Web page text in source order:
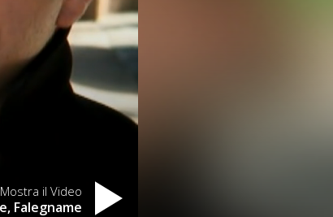
Mostra il Video
Falegname